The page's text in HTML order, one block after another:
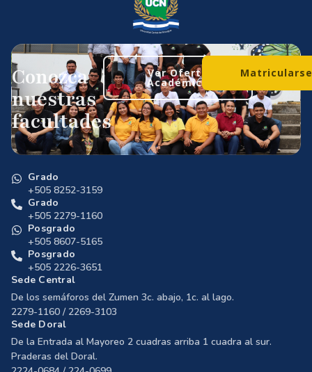
Conozca
nuestras
facultades
Ver Oferta
Académica
Grado
+505 8252-3159
Grado
+505 2279-1160
Posgrado
+505 8607-5165
Posgrado
+505 2226-3651
Sede Central
De los semáforos del Zumen 3c. abajo, 1c. al lago.
2279-1160 / 2269-3103
Sede Doral
De la Entrada al Mayoreo 2 cuadras arriba 1 cuadra al sur.
Praderas del Doral.